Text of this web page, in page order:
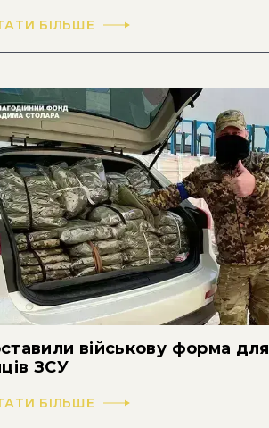
БІЛЬШЕ
військову форма для
ЗСУ
БІЛЬШЕ